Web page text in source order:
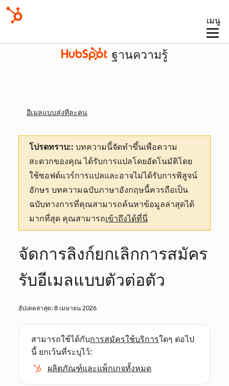
เมนู
ฐานความรู้
อีเมลแบบส่งทีละคน
โปรดทราบ:: บทความนี้จัดทำขึ้นเพื่อความ
สะดวกของคุณได้รับการแปลโดยอัตโนมัติโดย
ใช้ซอฟต์แวร์การแปลและอาจไม่ได้รับการพิสูจน์
อักษร บทความฉบับภาษาอังกฤษนี้ควรถือเป็น
ฉบับทางการที่คุณสามารถค้นหาข้อมูลล่าสุดได้
มากที่สุด คุณสามารถเข้าถึงได้ที่นี่
จัดการลิงก์ยกเลิกการสมัคร
รับอีเมลแบบตัวต่อตัว
อัปเดตล่าสุด: 8 เมษายน 2026
สามารถใช้ได้กับการสมัครใช้บริการใดๆ ต่อไป
นี้ ยกเว้นที่ระบุไว้:
ผลิตภัณฑ์และแพ็กเกจทั้งหมด